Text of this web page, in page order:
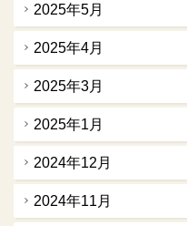
2025年5月
2025年4月
2025年3月
2025年1月
2024年12月
2024年11月